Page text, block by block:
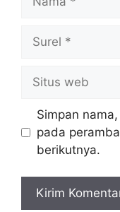
web
Simpan
pada
berikutnya.